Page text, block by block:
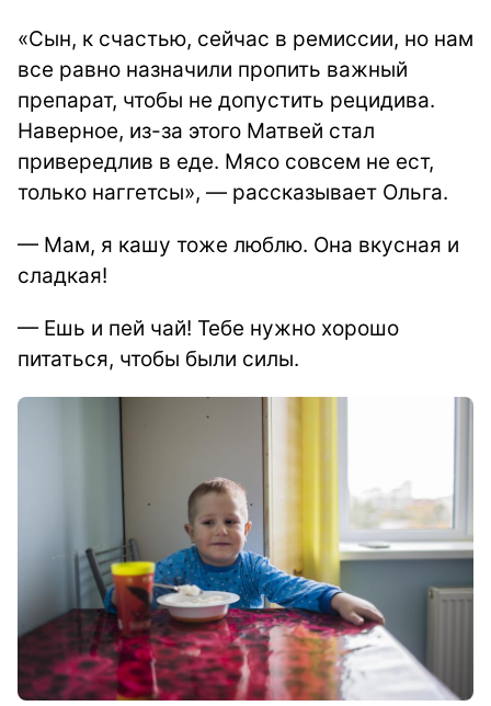
«Сын, к счастью, сейчас в ремиссии, но нам
все равно назначили пропить важный
препарат, чтобы не допустить рецидива.
Наверное, из-за этого Матвей стал
привередлив в еде. Мясо совсем не ест,
только наггетсы», — рассказывает Ольга.
— Мам, я кашу тоже люблю. Она вкусная и
сладкая!
— Ешь и пей чай! Тебе нужно хорошо
питаться, чтобы были силы.